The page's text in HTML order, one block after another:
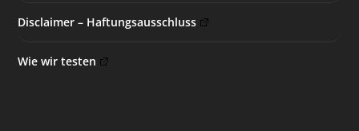
Disclaimer – Haftungsausschluss
Wie wir testen